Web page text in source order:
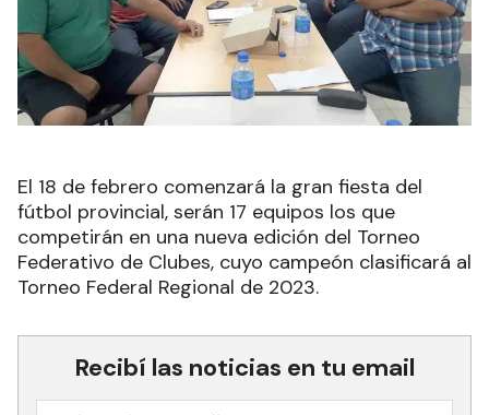
El 18 de febrero comenzará la gran fiesta del
fútbol provincial, serán 17 equipos los que
competirán en una nueva edición del Torneo
Federativo de Clubes, cuyo campeón clasificará al
Torneo Federal Regional de 2023.
Recibí las noticias en tu email